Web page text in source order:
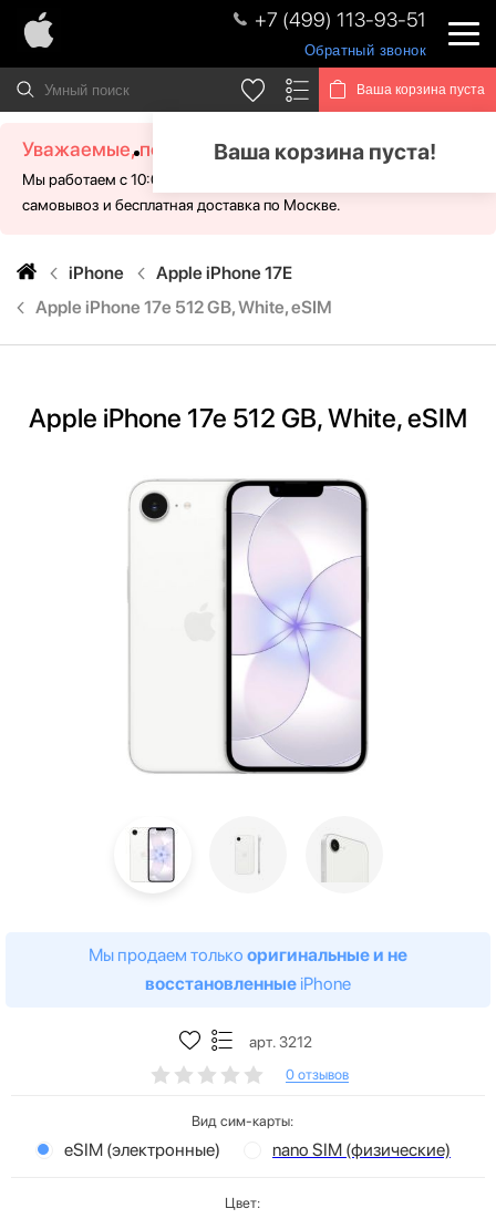
+7 (499) 113-93-51
Обратный звонок
Ваша корзина пуста
Ваша корзина пуста!
Уважаемые, посетители!
Мы работаем с 10:00 - 21:00 без выходных. Для Вас доступен
самовывоз и бесплатная доставка по Москве.
iPhone
Apple iPhone 17E
Apple iPhone 17e 512 GB, White, eSIM
Apple iPhone 17e 512 GB, White, eSIM
Мы продаем только оригинальные и не
восстановленные iPhone
арт. 3212
0 отзывов
Вид сим-карты:
eSIM (электронные) nano SIM (физические)
Цвет: